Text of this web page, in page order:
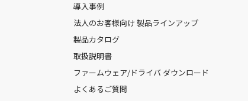
導入事例
法人のお客様向け 製品ラインアップ
製品カタログ
取扱説明書
ファームウェア/ドライバ ダウンロード
よくあるご質問